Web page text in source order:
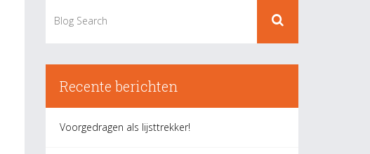
Recente berichten
Voorgedragen als lijsttrekker!